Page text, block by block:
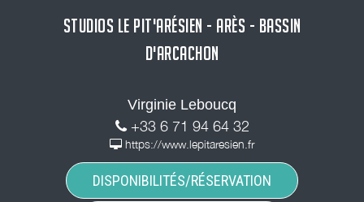
STUDIOS LE PIT'ARÉSIEN - ARÈS - BASSIN
D'ARCACHON
Virginie Leboucq
+33 6 71 94 64 32
https://www.lepitaresien.fr
DISPONIBILITÉS/RÉSERVATION